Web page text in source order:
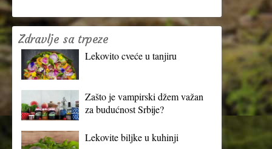
Zdravlje sa trpeze
Lekovito cveće u tanjiru
Zašto je vampirski džem važan
za budućnost Srbije?
Lekovite biljke u kuhinji